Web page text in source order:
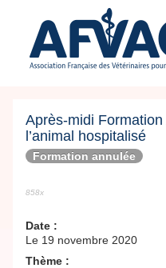
Après-midi
l’animal hospitalisé
Formation annulée
858x
Date :
Le 19 novembre 2020
Thème :